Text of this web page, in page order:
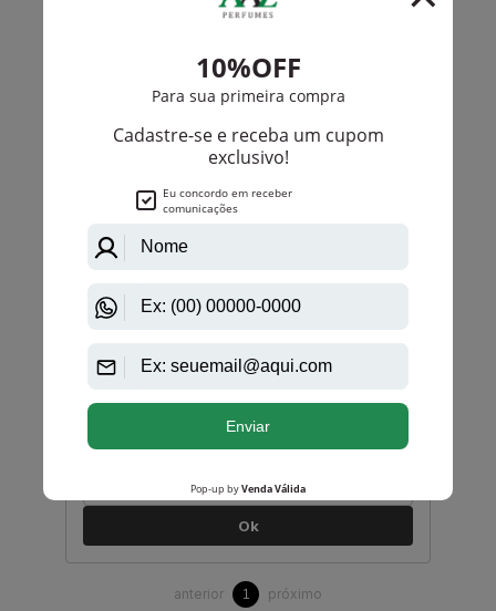
PRODUTO
ESGOTADO
David Beckham
Instinct Sport De David Beckham Eau De Toilette
PRODUTO
Ok
anterior 1 próximo